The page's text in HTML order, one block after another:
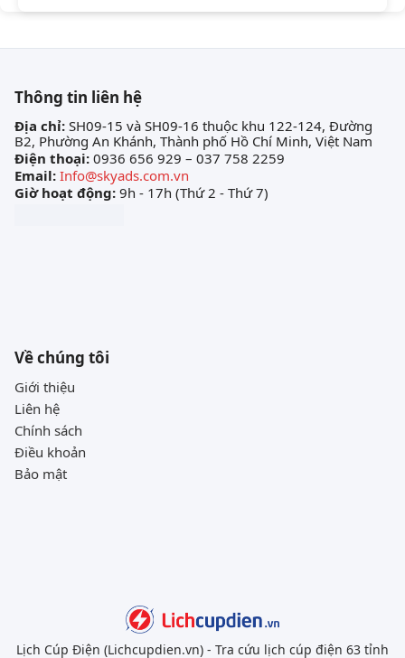
Thông tin liên hệ
Địa chỉ: SH09-15 và SH09-16 thuộc khu 122-124, Đường
B2, Phường An Khánh, Thành phố Hồ Chí Minh, Việt Nam
Điện thoại: 0936 656 929 – 037 758 2259
Email: Info@skyads.com.vn
Giờ hoạt động: 9h - 17h (Thứ 2 - Thứ 7)
Về chúng tôi
Giới thiệu
Liên hệ
Chính sách
Điều khoản
Bảo mật
Lịch Cúp Điện (Lichcupdien.vn) - Tra cứu lịch cúp điện 63 tỉnh